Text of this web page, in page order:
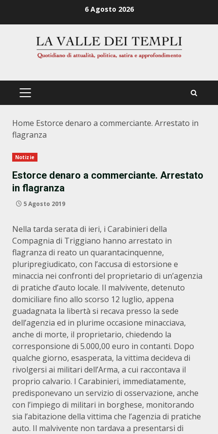
6 Agosto 2026
PRIMÄRES
Home Estorce denaro a commerciante. Arrestato in
flagranza
Notizie
Estorce denaro a commerciante. Arrestato
in flagranza
5 Agosto 2019
Nella tarda serata di ieri, i Carabinieri della
Compagnia di Triggiano hanno arrestato in
flagranza di reato un quarantacinquenne,
pluripregiudicato, con l’accusa di estorsione e
minaccia nei confronti del proprietario di un’agenzia
di pratiche d’auto locale. Il malvivente, detenuto
domiciliare fino allo scorso 12 luglio, appena
guadagnata la libertà si recava presso la sede
dell’agenzia ed in plurime occasione minacciava,
anche di morte, il proprietario, chiedendo la
corresponsione di 5.000,00 euro in contanti. Dopo
qualche giorno, esasperata, la vittima decideva di
rivolgersi ai militari dell’Arma, a cui raccontava il
proprio calvario. I Carabinieri, immediatamente,
predisponevano un servizio di osservazione, anche
con l’impiego di militari in borghese, monitorando
sia l’abitazione della vittima che l’agenzia di pratiche
auto. Il malvivente non tardava a presentarsi di